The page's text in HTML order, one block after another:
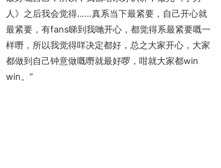
人》之后我会觉得……真系当下最紧要，自己开心就
最紧要，有fans睇到我哋开心，都觉得系最紧要嘅一
样嘢，所以我觉得咩决定都好，总之大家开心，大家
都做到自己钟意做嘅嘢就最好啰，咁就大家都win
win。”